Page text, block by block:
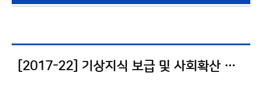
[2017-22] 기상지식 보급 및 사회확산 사업내역서